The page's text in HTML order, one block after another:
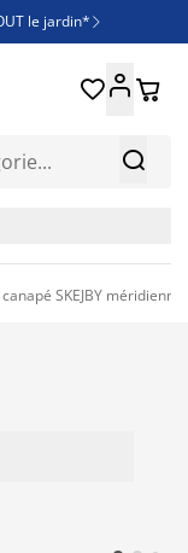
le jardin* 

 
SKEJBY